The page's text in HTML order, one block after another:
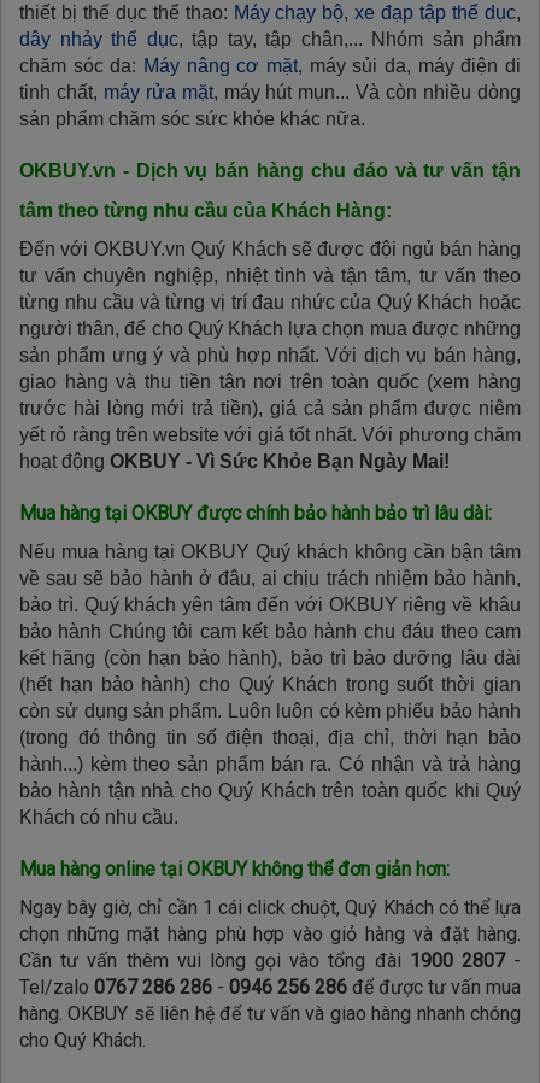
thiết bị thể dục thể thao: Máy chạy bộ,xe đạp tập thể dục,
dây nhảy thể dục, tập tay, tập chân,... Nhóm sản phẩm
chăm sóc da: Máy nâng cơ mặt, máy sủi da, máy điện di
tinh chất, máy rửa mặt, máy hút mụn... Và còn nhiều dòng
sản phẩm chăm sóc sức khỏe khác nữa.
OKBUY.vn - Dịch vụ bán hàng chu đáo và tư vấn tận
tâm theo từng nhu cầu của Khách Hàng:
Đến với OKBUY.vn Quý Khách sẽ được đội ngủ bán hàng
tư vấn chuyên nghiệp, nhiệt tình và tận tâm, tư vấn theo
từng nhu cầu và từng vị trí đau nhức của Quý Khách hoặc
người thân, để cho Quý Khách lựa chọn mua được những
sản phẩm ưng ý và phù hợp nhất. Với dịch vụ bán hàng,
giao hàng và thu tiền tận nơi trên toàn quốc (xem hàng
trước hài lòng mới trả tiền), giá cả sản phẩm được niêm
yết rỏ ràng trên website với giá tốt nhất. Với phương chăm
hoạt động OKBUY - Vì Sức Khỏe Bạn Ngày Mai!
Mua hàng tại OKBUY được chính bảo hành bảo trì lâu dài:
Nếu mua hàng tại OKBUY Quý khách không cần bận tâm
về sau sẽ bảo hành ở đâu, ai chịu trách nhiệm bảo hành,
bảo trì. Quý khách yên tâm đến với OKBUY riêng về khâu
bảo hành Chúng tôi cam kết bảo hành chu đáu theo cam
kết hãng (còn hạn bảo hành), bảo trì bảo dưỡng lâu dài
(hết hạn bảo hành) cho Quý Khách trong suốt thời gian
còn sử dụng sản phẩm. Luôn luôn có kèm phiếu bảo hành
(trong đó thông tin số điện thoại, địa chỉ, thời hạn bảo
hành...) kèm theo sản phẩm bán ra. Có nhận và trả hàng
bảo hành tận nhà cho Quý Khách trên toàn quốc khi Quý
Khách có nhu cầu.
Mua hàng online tại OKBUY không thể đơn giản hơn:
Ngay bây giờ, chỉ cần 1 cái click chuột, Quý Khách có thể lựa
chọn những mặt hàng phù hợp vào giỏ hàng và đặt hàng.
Cần tư vấn thêm vui lòng gọi vào tổng đài 1900 2807-
Tel/zalo 0767 286 286 - 0946 256 286 để được tư vấn mua
hàng. OKBUY sẽ liên hệ để tư vấn và giao hàng nhanh chóng
cho Quý Khách.